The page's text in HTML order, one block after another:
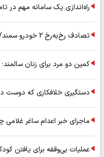
راه‌اندازی یک سامانه مهم در
تصادف رخ‌به‌رخ ۲ خودرو سمند/ ۴ سرنشین جان باختند
کمین دو مرد برای زنان
دستگیری خلافکاری که
ماجرای خبر اعدام ساغر
عملیات بی‌وقفه برای یافتن